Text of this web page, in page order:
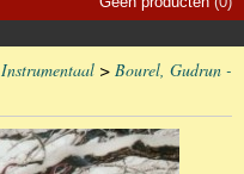
Instrumentaal > Bourel, Gudrun -